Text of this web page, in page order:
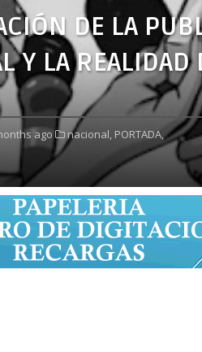
DE LA
Y LA REALIDAD
ago nacional, PORTADA,